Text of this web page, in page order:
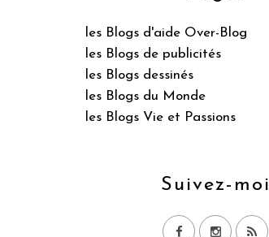
les Blogs d'aide Over-Blog
les Blogs de publicités
les Blogs dessinés
les Blogs du Monde
les Blogs Vie et Passions
Suivez-moi